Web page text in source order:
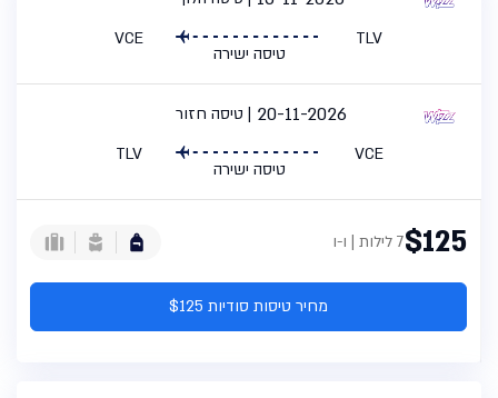
TLV
טיסה ישירה
VCE
טיסה חזור 20-11-2026
VCE
טיסה ישירה
TLV
$1257 לילות | ו-ו
מחיר טיסות סודיות $125